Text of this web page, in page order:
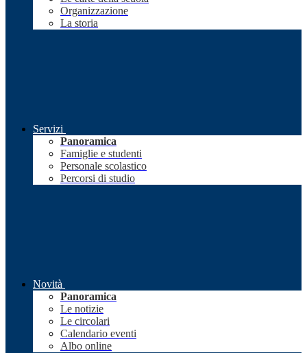
Organizzazione
La storia
Servizi
Panoramica
Famiglie e studenti
Personale scolastico
Percorsi di studio
Novità
Panoramica
Le notizie
Le circolari
Calendario eventi
Albo online